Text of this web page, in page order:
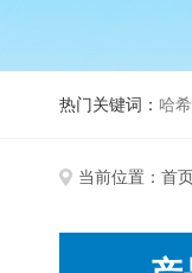
热门关键词： 哈
当前位置： 首